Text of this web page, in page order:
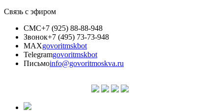
Связь с эфиром
СМС+7 (925) 88-88-948
Звонок+7 (495) 73-73-948
MAXgovoritmskbot
Telegramgovoritmskbot
Письмоinfo@govoritmoskva.ru